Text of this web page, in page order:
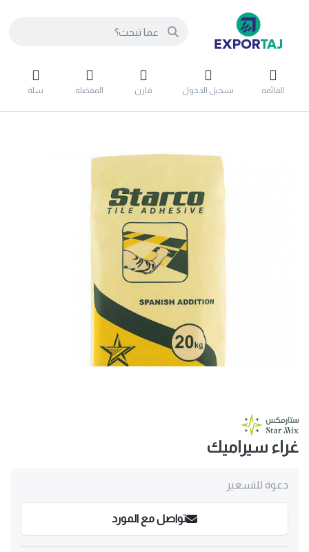
القائمه تسجيل الدخول قارن المفضلة سلة
غراء سيراميك
دعوة للتسعير
تواصل مع المورد